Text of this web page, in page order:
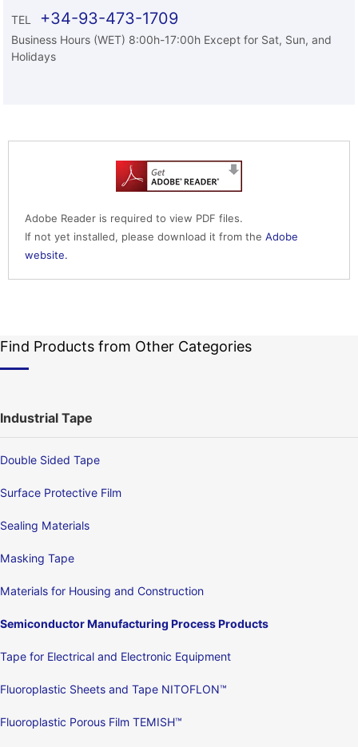
TEL +34-93-473-1709
Business Hours (WET) 8:00h-17:00h Except for Sat, Sun, and
Holidays
Adobe Reader is required to view PDF files.
If not yet installed, please download it from the Adobe
website.
Find Products from Other Categories
Industrial Tape
Double Sided Tape
Surface Protective Film
Sealing Materials
Masking Tape
Materials for Housing and Construction
Semiconductor Manufacturing Process Products
Tape for Electrical and Electronic Equipment
Fluoroplastic Sheets and Tape NITOFLON™
Fluoroplastic Porous Film TEMISH™